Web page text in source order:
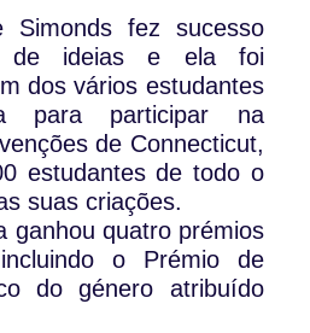
Simonds fez sucesso
de ideias e ela foi
dos vários estudantes
para participar na
de Connecticut,
estudantes de todo o
suas criações.
ganhou quatro prémios
o Prémio de
do género atribuído